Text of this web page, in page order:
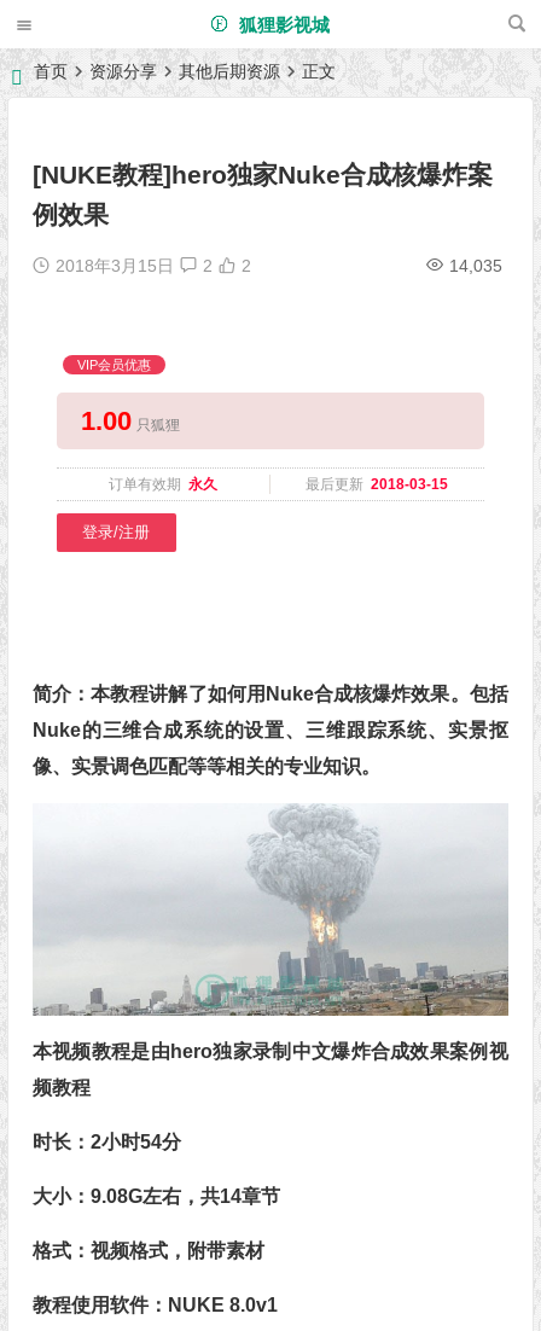
狐狸影视城
首页 资源分享 其他后期资源 正文
[NUKE教程]hero独家Nuke合成核爆炸案
例效果
2018年3月15日 2 14,035
2
VIP会员优惠
1.00 只狐狸
订单有效期 永久 最后更新 2018-03-15
登录/注册
简介：本教程讲解了如何用Nuke合成核爆炸效果。包括
Nuke的三维合成系统的设置、三维跟踪系统、实景抠
像、实景调色匹配等等相关的专业知识。
本视频教程是由hero独家录制中文爆炸合成效果案例视
频教程
时长：2小时54分
大小：9.08G左右，共14章节
格式：视频格式，附带素材
教程使用软件：NUKE 8.0v1